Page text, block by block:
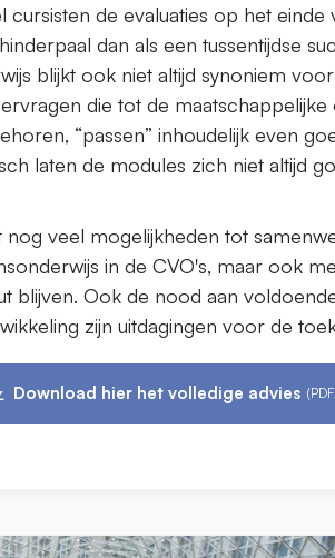
cursisten de evaluaties op het einde
dan als een tussentijdse
blijkt ook niet altijd synoniem
die tot de
“passen” inhoudelijk even
laten de modules zich niet altijd
nog veel mogelijkheden tot
in de CVO's, maar ook
blijven. Ook de nood aan
zijn uitdagingen voor de
Download hier het volledige advies